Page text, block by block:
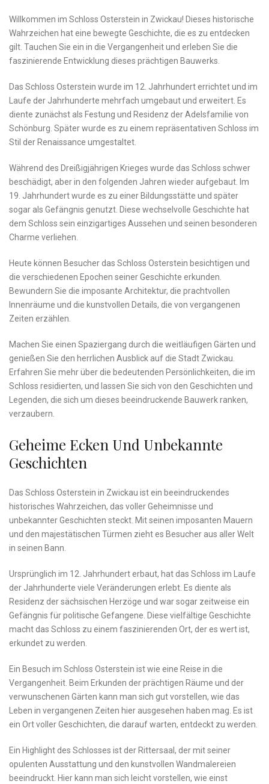
Willkommen im Schloss Osterstein in Zwickau! Dieses historische
Wahrzeichen hat eine‌ bewegte Geschichte, ⁢die es zu entdecken⁢
gilt. Tauchen Sie ein in ‍die Vergangenheit ‌und erleben⁢ Sie die
faszinierende Entwicklung dieses ⁣prächtigen Bauwerks.
Das Schloss Osterstein⁢ wurde im 12. Jahrhundert errichtet und ⁢im
Laufe ‌der Jahrhunderte mehrfach umgebaut ⁢und ⁢erweitert. Es
diente​ zunächst⁤ als Festung und Residenz der Adelsfamilie von
Schönburg. Später wurde es zu einem repräsentativen ⁣Schloss im⁣
Stil der Renaissance umgestaltet.
Während​ des ⁣Dreißigjährigen Krieges wurde das Schloss schwer
beschädigt, aber in⁣ den folgenden Jahren wieder ⁢aufgebaut. Im​
19. Jahrhundert wurde es zu⁣ einer Bildungsstätte und später
⁣sogar ⁤als Gefängnis genutzt.⁢ Diese wechselvolle Geschichte⁤ hat
dem ⁤Schloss⁣ sein einzigartiges Aussehen und ‌seinen besonderen ​
Charme verliehen.
Heute können Besucher das ⁣Schloss Osterstein besichtigen ⁢und
die verschiedenen Epochen seiner Geschichte erkunden.
Bewundern Sie ⁤die imposante‌ Architektur, die prachtvollen
Innenräume und die kunstvollen Details, ​die von vergangenen
⁤Zeiten ​erzählen.
Machen Sie einen Spaziergang durch die weitläufigen Gärten‍ und
genießen⁤ Sie‍ den​ herrlichen Ausblick⁤ auf die‍ Stadt Zwickau.
Erfahren Sie mehr über die ⁣bedeutenden‌ Persönlichkeiten, die‌ im
Schloss ‍residierten, und⁢ lassen Sie⁤ sich von ‍den‌ Geschichten und
Legenden,⁢ die sich um ​dieses‍ beeindruckende Bauwerk ranken,
verzaubern.
Geheime Ecken Und ⁣unbekannte
Geschichten
Das Schloss Osterstein⁢ in Zwickau ist ein beeindruckendes⁢
historisches Wahrzeichen, das voller Geheimnisse und
unbekannter ‍Geschichten‌ steckt. ​Mit seinen imposanten ‌Mauern
und den​ majestätischen ⁢Türmen zieht es ​Besucher aus aller Welt
in seinen Bann.
Ursprünglich im 12.‍ Jahrhundert erbaut, hat ⁢das Schloss ⁤im‌ Laufe
der Jahrhunderte viele Veränderungen erlebt. Es diente als
Residenz der sächsischen Herzöge ‍und ⁣war sogar zeitweise ein
Gefängnis für politische‌ Gefangene.​ Diese vielfältige​ Geschichte
macht das Schloss zu einem faszinierenden Ort, ⁤der es wert ist,
erkundet⁣ zu​ werden.
Ein Besuch im ‍Schloss ⁣Osterstein ‍ist wie‌ eine Reise in die
Vergangenheit. Beim Erkunden‍ der​ prächtigen ​Räume und der ​
verwunschenen‌ Gärten kann man sich gut vorstellen, wie das
Leben in vergangenen Zeiten ⁣hier‍ ausgesehen⁢ haben⁢ mag. ⁢Es ist ​
ein ⁢Ort voller‌ Geschichten, die darauf warten, entdeckt ​zu werden.
Ein Highlight des Schlosses ist der Rittersaal,‍ der mit seiner
opulenten​ Ausstattung und‌ den ⁤kunstvollen ⁢Wandmalereien
beeindruckt. Hier⁤ kann ‍man sich leicht vorstellen,⁤ wie einst